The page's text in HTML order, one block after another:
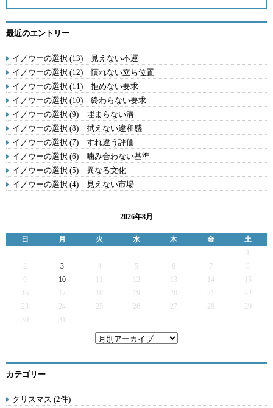
最近のエントリー
イノウーの選択 (13) 見えない不運
イノウーの選択 (12) 慣れない立ち位置
イノウーの選択 (11) 拒めない要求
イノウーの選択 (10) 終わらない要求
イノウーの選択 (9) 埋まらない溝
イノウーの選択 (8) 拭えない違和感
イノウーの選択 (7) すれ違う評価
イノウーの選択 (6) 噛み合わない基準
イノウーの選択 (5) 異なる文化
イノウーの選択 (4) 見えない市場
2026年8月
日 月 火 水 木 金
土
2
3 4 5 6 7
9
10 12 13 14
15
16
17 19 20 21
22
23
24 25 26 27 28
29
30
31
カテゴリー
クリスマス (2件)